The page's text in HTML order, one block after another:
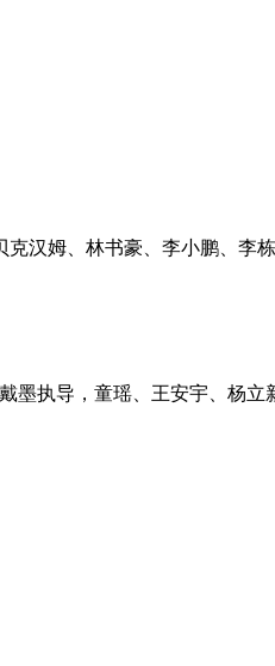
汉姆、林书豪、李小鹏、李
执导，童瑶、王安宇、杨